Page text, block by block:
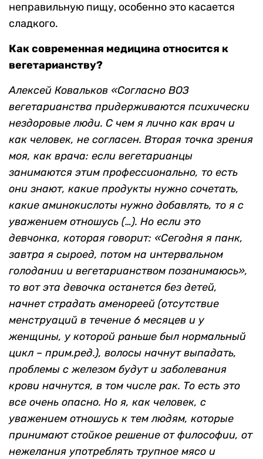
неправильную пищу, особенно это касается
сладкого.
Как современная медицина относится к
вегетарианству?
Алексей Ковальков «Согласно ВОЗ
вегетарианства придерживаются психически
нездоровые люди. С чем я лично как врач и
как человек, не согласен. Вторая точка зрения
моя, как врача: если вегетарианцы
занимаются этим профессионально, то есть
они знают, какие продукты нужно сочетать,
какие аминокислоты нужно добавлять, то я с
уважением отношусь (…). Но если это
девчонка, которая говорит: «Сегодня я панк,
завтра я сыроед, потом на интервальном
голодании и вегетарианством позанимаюсь»,
то вот эта девочка останется без детей,
начнет страдать аменореей (отсутствие
менструаций в течение 6 месяцев и у
женщины, у которой раньше был нормальный
цикл – прим.ред.), волосы начнут выпадать,
проблемы с железом будут и заболевания
крови начнутся, в том числе рак. То есть это
все очень опасно. Но я, как человек, с
уважением отношусь к тем людям, которые
принимают стойкое решение от философии, от
нежелания употреблять трупное мясо и